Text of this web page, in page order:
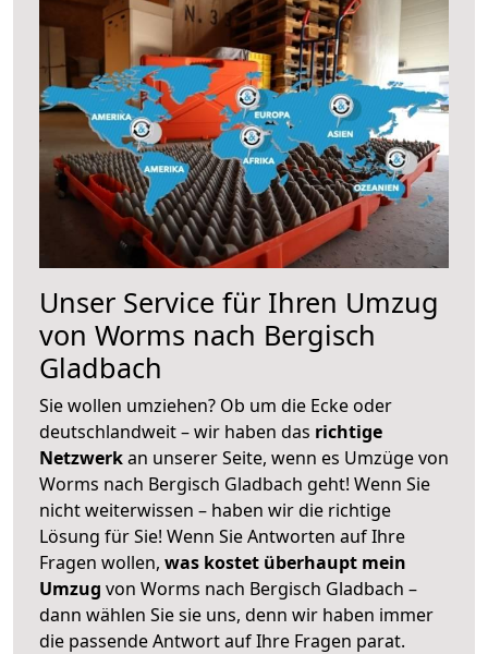
Unser Service für Ihren Umzug
von Worms nach Bergisch
Gladbach
Sie wollen umziehen? Ob um die Ecke oder
deutschlandweit – wir haben das richtige
Netzwerkan unserer Seite, wenn es Umzüge von
Worms nach Bergisch Gladbach geht! Wenn Sie
nicht weiterwissen – haben wir die richtige
Lösung für Sie! Wenn Sie Antworten auf Ihre
Fragen wollen, was kostet überhaupt mein
Umzug von Worms nach Bergisch Gladbach –
dann wählen Sie sie uns, denn wir haben immer
die passende Antwort auf Ihre Fragen parat.